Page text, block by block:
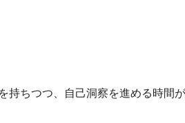
ちつつ、自己洞察を進める時間